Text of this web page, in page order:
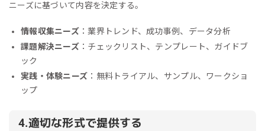
ニーズに基づいて内容を決定する。
情報収集ニーズ：業界トレンド、成功事例、データ分析
課題解決ニーズ：チェックリスト、テンプレート、ガイドブ
ック
実践・体験ニーズ ：無料トライアル、サンプル、ワークショ
ップ
4.適切な形式で提供する